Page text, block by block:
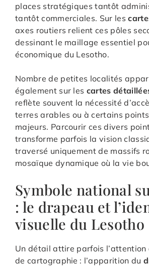
places stratégiques tantôt
tantôt commerciales. Sur les
axes routiers relient ces pôles
dessinant le maillage essentiel
économique du Lesotho.
Nombre de petites localités
également sur les cartes
reflète souvent la nécessité
terres arables ou à certains
majeurs. Parcourir ces divers
transforme parfois la vision
traversé uniquement de massifs
mosaïque dynamique où la vie
Symbole national
: le drapeau et
visuelle du Lesotho
Un détail attire parfois l’attention
de cartographie : l’apparition du